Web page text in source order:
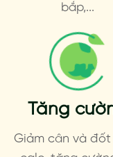
bắp,...
Tăng
Giảm cân và đốt